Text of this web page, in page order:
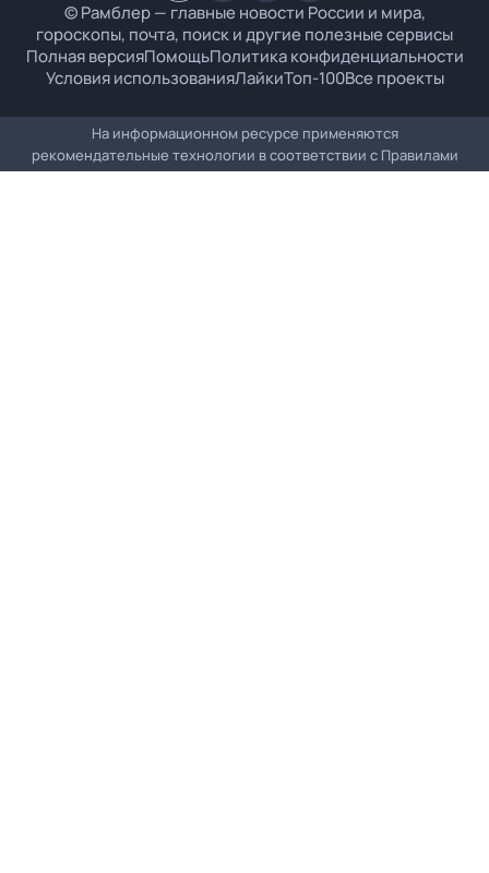
© Рамблер — главные новости России и мира,
гороскопы, почта, поиск и другие полезные сервисы
Полная версияПомощьПолитика конфиденциальности
Условия использованияЛайкиТоп-100Все проекты
На информационном ресурсе применяются
рекомендательные технологии в соответствии с Правилами